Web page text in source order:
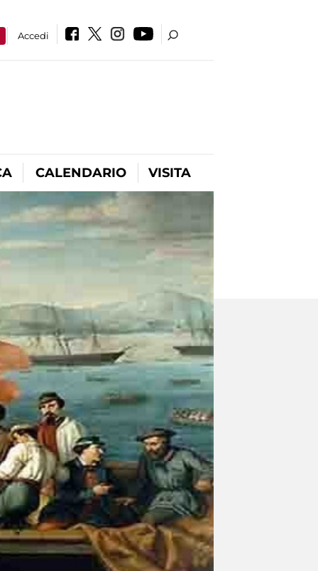
Accedi
CALENDARIO VISITA